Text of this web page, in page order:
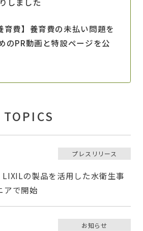
しました
育費】養育費の未払い問題を
のPR動画と特設ページを公
TOPICS
プレスリリース
LIXILの製品を活用した水衛生事
アで開始
お知らせ